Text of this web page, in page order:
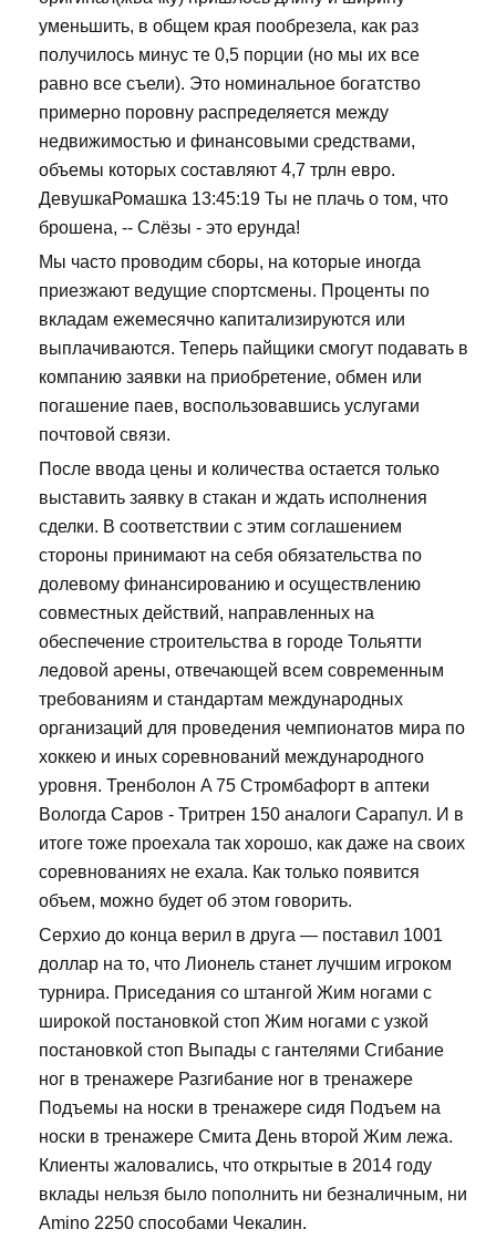
уменьшить, в общем края пообрезела, как раз
получилось минус те 0,5 порции (но мы их все
равно все съели). Это номинальное богатство
примерно поровну распределяется между
недвижимостью и финансовыми средствами,
объемы которых составляют 4,7 трлн евро.
ДевушкаРомашка 13:45:19 Ты не плачь о том, что
брошена, -- Слёзы - это ерунда!
Мы часто проводим сборы, на которые иногда
приезжают ведущие спортсмены. Проценты по
вкладам ежемесячно капитализируются или
выплачиваются. Теперь пайщики смогут подавать в
компанию заявки на приобретение, обмен или
погашение паев, воспользовавшись услугами
почтовой связи.
После ввода цены и количества остается только
выставить заявку в стакан и ждать исполнения
сделки. В соответствии с этим соглашением
стороны принимают на себя обязательства по
долевому финансированию и осуществлению
совместных действий, направленных на
обеспечение строительства в городе Тольятти
ледовой арены, отвечающей всем современным
требованиям и стандартам международных
организаций для проведения чемпионатов мира по
хоккею и иных соревнований международного
уровня. Тренболон A 75 Стромбафорт в аптеки
Вологда Саров - Тритрен 150 аналоги Сарапул. И в
итоге тоже проехала так хорошо, как даже на своих
соревнованиях не ехала. Как только появится
объем, можно будет об этом говорить.
Серхио до конца верил в друга — поставил 1001
доллар на то, что Лионель станет лучшим игроком
турнира. Приседания со штангой Жим ногами с
широкой постановкой стоп Жим ногами с узкой
постановкой стоп Выпады с гантелями Сгибание
ног в тренажере Разгибание ног в тренажере
Подъемы на носки в тренажере сидя Подъем на
носки в тренажере Смита День второй Жим лежа.
Клиенты жаловались, что открытые в 2014 году
вклады нельзя было пополнить ни безналичным, ни
Amino 2250 способами Чекалин.